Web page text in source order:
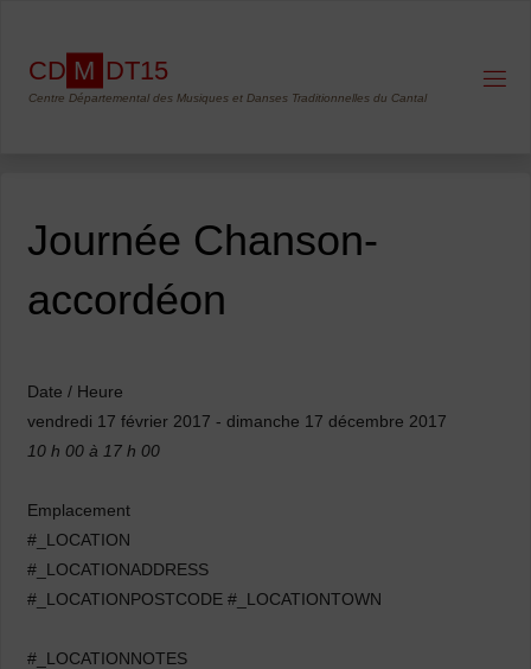
content
CD M DT15
Centre Départemental des Musiques et Danses Traditionnelles du Cantal
Journée Chanson-
accordéon
Date / Heure
vendredi 17 février 2017 - dimanche 17 décembre 2017
10 h 00 à 17 h 00
Emplacement
#_LOCATION
#_LOCATIONADDRESS
#_LOCATIONPOSTCODE #_LOCATIONTOWN
#_LOCATIONNOTES